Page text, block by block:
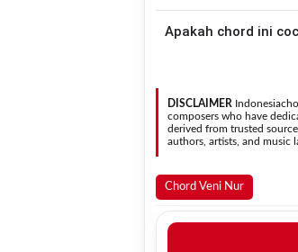
kebutuhan.
nada. Seluruh chord akan berubah secara otomatis tanpa
Apakah chord ini
DISCLAIMER
composers who have
derived from trusted
authors, artists, and music
Chord Veni Nur